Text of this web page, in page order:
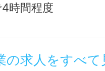
時間程度
の求人をすべて